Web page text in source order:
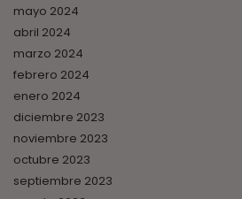
mayo 2024
abril 2024
marzo 2024
febrero 2024
enero 2024
diciembre 2023
noviembre 2023
octubre 2023
septiembre 2023